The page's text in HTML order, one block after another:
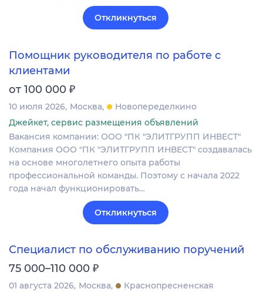
Откликнуться
Помощник руководителя по работе с
клиентами
от 100 000 ₽
10 июля 2026 Москва
Новопеределкино
Джейкет, сервис размещения объявлений
Вакансия компании: ООО "ПК "ЭЛИТГРУПП ИНВЕСТ"
Компания ООО "ПК "ЭЛИТГРУПП ИНВЕСТ" создавалась
на основе многолетнего опыта работы
профессиональной команды. Поэтому с начала 2022
года начал функционировать…
Откликнуться
Специалист по обслуживанию поручений
75 000–110 000 ₽
01 августа 2026 Москва
Краснопресненская